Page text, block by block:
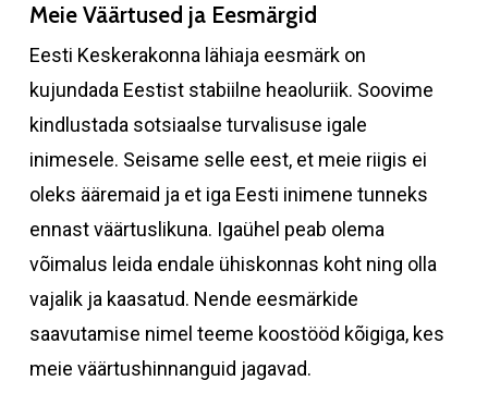
Meie Väärtused ja Eesmärgid
Eesti Keskerakonna lähiaja eesmärk on
kujundada Eestist stabiilne heaoluriik. Soovime
kindlustada sotsiaalse turvalisuse igale
inimesele. Seisame selle eest, et meie riigis ei
oleks ääremaid ja et iga Eesti inimene tunneks
ennast väärtuslikuna. Igaühel peab olema
võimalus leida endale ühiskonnas koht ning olla
vajalik ja kaasatud. Nende eesmärkide
saavutamise nimel teeme koostööd kõigiga, kes
meie väärtushinnanguid jagavad.